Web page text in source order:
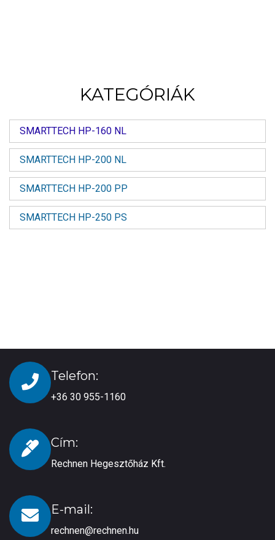
KATEGÓRIÁK
SMARTTECH HP-160 NL
SMARTTECH HP-200 NL
SMARTTECH HP-200 PP
SMARTTECH HP-250 PS
Telefon:
+36 30 955-1160
Cím:
Rechnen Hegesztőház Kft.
E-mail:
rechnen@rechnen.hu